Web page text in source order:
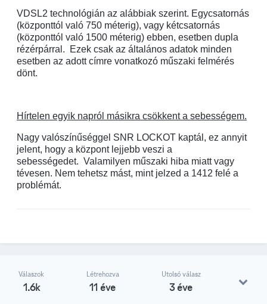
VDSL2 technológián az alábbiak szerint. Egycsatornás
(központtól való 750 méterig), vagy kétcsatornás
(központtól való 1500 méterig) ebben, esetben dupla
rézérpárral.
Ezek csak az általános adatok minden
esetben az adott címre vonatkozó műszaki felmérés
dönt.
Hírtelen egyik napról másikra csökkent a sebességem.
Nagy valószínűséggel SNR LOCKOT kaptál, ez annyit
jelent, hogy a központ lejjebb veszi a
sebességedet. Valamilyen műszaki hiba miatt vagy
tévesen. Nem tehetsz mást, mint jelzed a 1412 felé a
problémát.
Válaszok
1.6k
Létrehozva
11 éve
Utolsó válasz
3 éve